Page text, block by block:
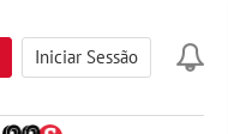
Iniciar Sessão